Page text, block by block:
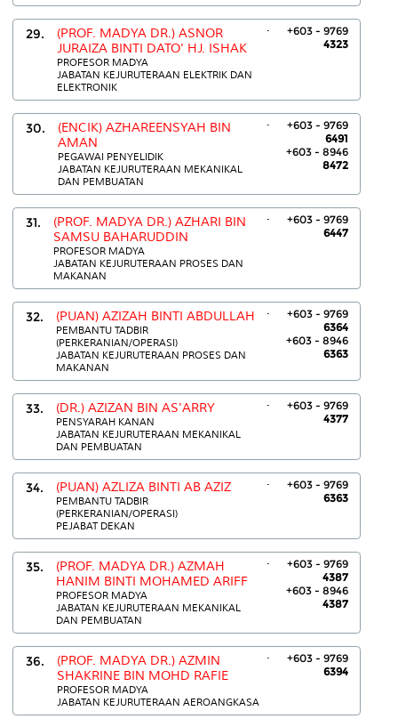
29.
(PROF. MADYA DR.) ASNOR
JURAIZA BINTI DATO' HJ. ISHAK
PROFESOR MADYA
JABATAN KEJURUTERAAN ELEKTRIK DAN
ELEKTRONIK
.
+603 - 9769
4323
30.
(ENCIK) AZHAREENSYAH BIN
AMAN
PEGAWAI PENYELIDIK
JABATAN KEJURUTERAAN MEKANIKAL
DAN PEMBUATAN
.
+603 - 9769
6491
+603 - 8946
8472
31.
(PROF. MADYA DR.) AZHARI BIN
SAMSU BAHARUDDIN
PROFESOR MADYA
JABATAN KEJURUTERAAN PROSES DAN
MAKANAN
.
+603 - 9769
6447
32. (PUAN) AZIZAH BINTI ABDULLAH
PEMBANTU TADBIR
(PERKERANIAN/OPERASI)
JABATAN KEJURUTERAAN PROSES DAN
MAKANAN
.
+603 - 9769
6364
+603 - 8946
6363
33. (DR.) AZIZAN BIN AS'ARRY
PENSYARAH KANAN
JABATAN KEJURUTERAAN MEKANIKAL
DAN PEMBUATAN
.
+603 - 9769
4377
34. (PUAN) AZLIZA BINTI AB AZIZ
PEMBANTU TADBIR
(PERKERANIAN/OPERASI)
PEJABAT DEKAN
.
+603 - 9769
6363
35.
(PROF. MADYA DR.) AZMAH
HANIM BINTI MOHAMED ARIFF
PROFESOR MADYA
JABATAN KEJURUTERAAN MEKANIKAL
DAN PEMBUATAN
.
+603 - 9769
4387
+603 - 8946
4387
36.
(PROF. MADYA DR.) AZMIN
SHAKRINE BIN MOHD RAFIE
PROFESOR MADYA
JABATAN KEJURUTERAAN AEROANGKASA
.
+603 - 9769
6394